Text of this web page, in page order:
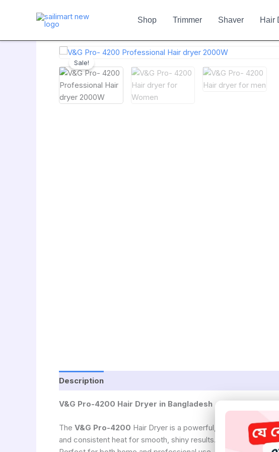
Shop Trimmer Shaver Hair
Sale!
Description
V&G Pro-4200 Hair Dryer in Bangladesh
The V&G Pro-4200 Hair Dryer is a powerful, salon-grade
and consistent heat for smooth, shiny results. Multiple speed,